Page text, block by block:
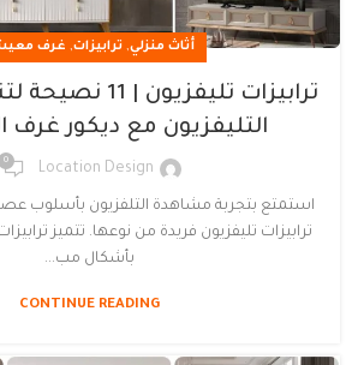
أثاث منزلي, ترابيزات, غرف
ترابيزات
التليفزيون مع ديكور
Location Design
0
استمتع بتجربة مشاهدة التلفزيون بأسلوب
ترابيزات تليفزيون فريدة من نوعها. تتميز
بأشكال مب...
CONTINUE READING